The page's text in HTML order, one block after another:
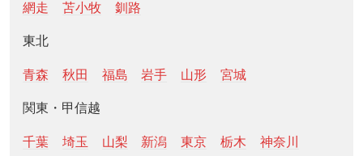
網走
苫小牧 釧路
東北
青森 秋田 福島 岩手 山形 宮城
関東・甲信越
千葉 埼玉 山梨 新潟 東京 栃木
神奈川